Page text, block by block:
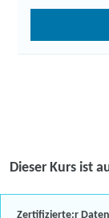
Dieser Kurs ist
Zertifizierte:r